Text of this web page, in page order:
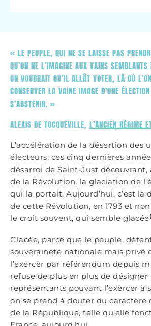
« LE PEUPLE, QUI NE SE LAISSE PAS
QU’ON NE L’IMAGINE AUX VAINS
ON VOUDRAIT QU’IL ALLÂT VOTER, LÀ OÙ
CONSERVER LA VAINE IMAGE D’UNE
S’ABSTENIR. »
ALEXIS DE TOCQUEVILLE, L’ANCIEN RÉGIME
L’accélération de la désertion des
électeurs, ces cinq dernières
désarroi de Saint-Just
de la Révolution, la glaciation de
qui la portait. Aujourd’hui, c’est la
de cette Révolution, en 1793 et
le croit souvent, qui semble glacée
Glacée, parce que le peuple,
souveraineté nationale mais privé
l’exercer par référendum depuis
refuse de plus en plus de désigner
représentants pouvant l’exercer à
on se prend à douter du caractère
de la République, telle qu’elle